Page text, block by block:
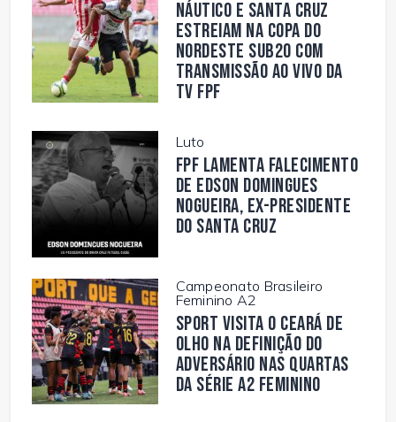
Náutico e Santa Cruz
estreiam na Copa do
Nordeste Sub20 com
transmissão ao vivo da
TV FPF
Luto
FPF lamenta falecimento
de Edson Domingues
Nogueira, ex-presidente
do Santa Cruz
Campeonato Brasileiro
Feminino A2
Sport visita o Ceará de
olho na definição do
adversário nas quartas
da Série A2 Feminino